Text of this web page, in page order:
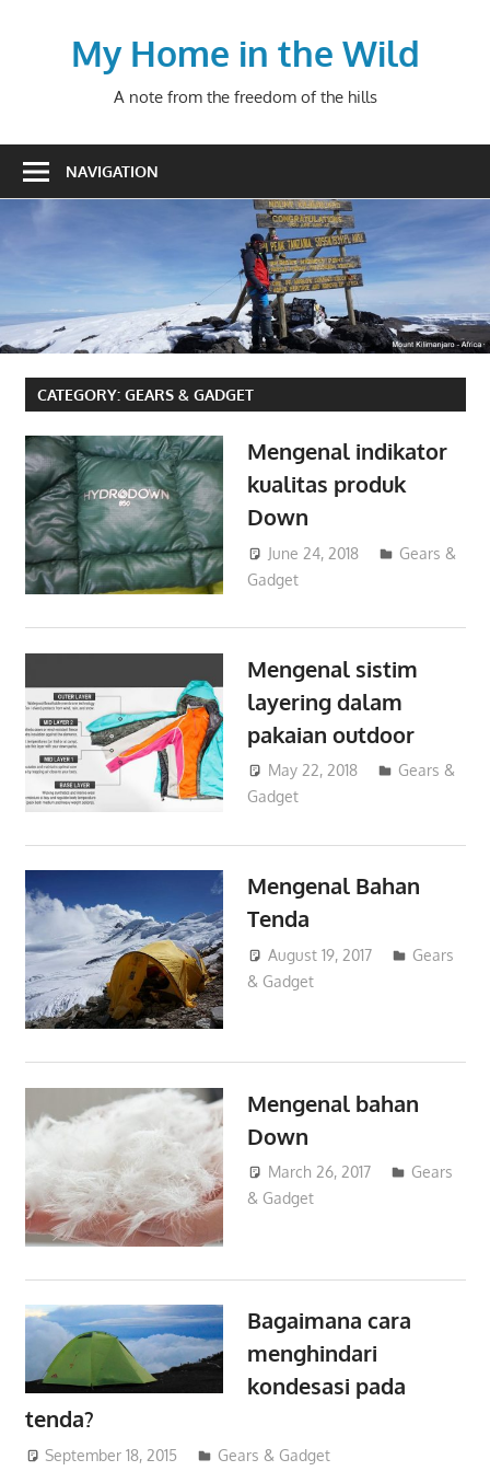
My Home in the Wild
A note from the freedom of the hills
NAVIGATION
CATEGORY: GEARS & GADGET
Mengenal indikator
kualitas produk
Down
June 24, 2018 admin
Gears &
Gadget
Mengenal sistim
layering dalam
pakaian outdoor
May 22, 2018 admin
Gears &
Gadget
Mengenal Bahan
Tenda
August 19, 2017 admin
Gears
& Gadget
Mengenal bahan
Down
March 26, 2017 admin
Gears
& Gadget
Bagaimana cara
menghindari
kondesasi pada
tenda?
September 18, 2015 admin
Gears & Gadget